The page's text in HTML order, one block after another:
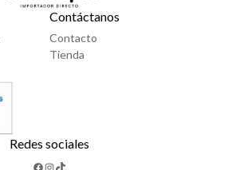
Contáctanos
Contacto
Tienda
Redes sociales
Facebook Instagram TikTok